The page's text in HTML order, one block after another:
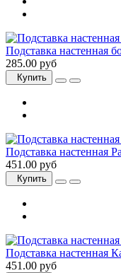
Подставка настенная
285.00 руб
Купить
Подставка настенная
451.00 руб
Купить
Подставка настенная
451.00 руб